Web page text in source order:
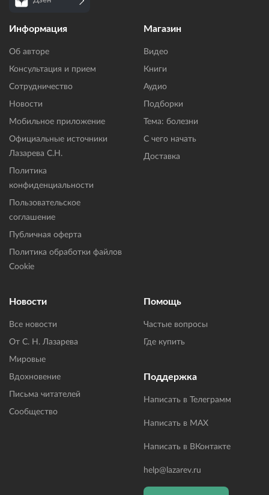
Информация
Об авторе
Консультация и прием
Сотрудничество
Новости
Мобильное приложение
Официальные источники
Лазарева С.Н.
Политика
конфиденциальности
Пользовательское
соглашение
Публичная оферта
Политика обработки файлов
Cookie
Магазин
Видео
Книги
Аудио
Подборки
Тема: болезни
С чего начать
Доставка
Новости
Все новости
От С. Н. Лазарева
Мировые
Вдохновение
Письма читателей
Сообщество
Помощь
Частые вопросы
Где купить
Поддержка
Написать в Телеграмм
Написать в MAX
Написать в ВКонтакте
help@lazarev.ru